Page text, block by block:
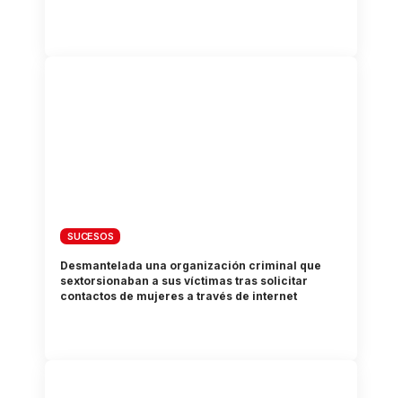
SUCESOS
Desmantelada una organización criminal que
sextorsionaban a sus víctimas tras solicitar
contactos de mujeres a través de internet